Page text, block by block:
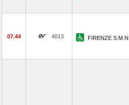
07.44 4013 FIRENZE S.M.N.